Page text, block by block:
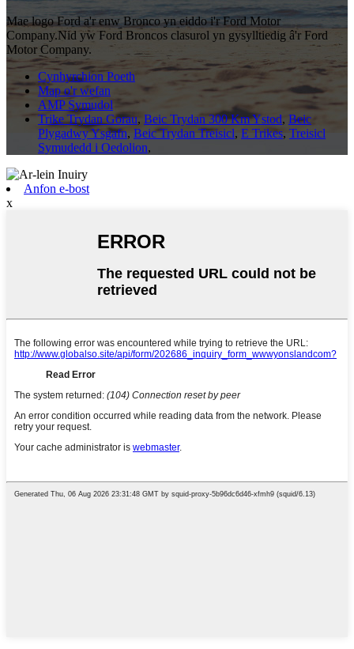
Mae logo Ford a'r enw Bronco yn eiddo i'r Ford Motor
Company.Nid yw Ford Broncos clasurol yn gysylltiedig â'r Ford
Motor Company.
Cynhyrchion Poeth
Map o'r wefan
AMP Symudol
Trike Trydan Gorau, Beic Trydan 300 Km Ystod, Beic
Plygadwy Ysgafn, Beic Trydan Treisicl, E Trikes, Treisicl
Symudedd i Oedolion,
Anfon e-bost
x